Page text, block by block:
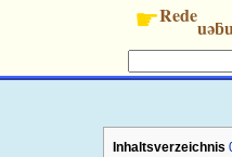
☛Rede
Inhaltsverzeichnis